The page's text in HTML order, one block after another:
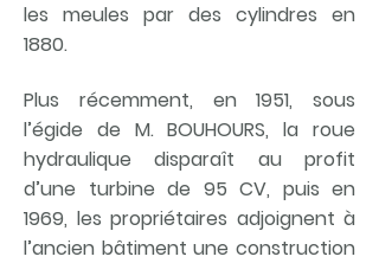
les meules par des cylindres en
1880.
Plus récemment, en 1951, sous
l’égide de M. BOUHOURS, la roue
hydraulique disparaît au profit
d’une turbine de 95 CV, puis en
1969, les propriétaires adjoignent à
l’ancien bâtiment une construction